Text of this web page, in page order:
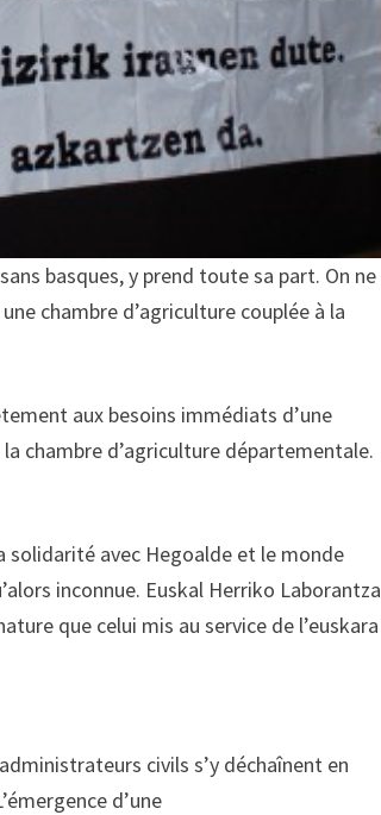
basques, y prend toute sa part. On ne
chambre d’agriculture couplée à la
aux besoins immédiats d’une
chambre d’agriculture départementale.
solidarité avec Hegoalde et le monde
inconnue. Euskal Herriko Laborantza
que celui mis au service de l’euskara
civils s’y déchaînent en
d’une